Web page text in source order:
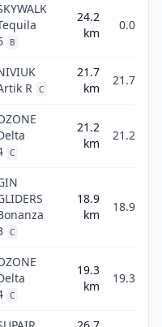
B
24.2
km
0.0
R C
21.7
km
21.7
C
21.2
km
21.2
C
18.9
km
18.9
C
19.3
km
19.3